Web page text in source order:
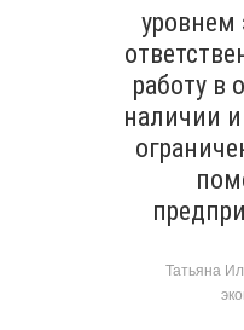
уровнем
работу в
наличии
Татьяна